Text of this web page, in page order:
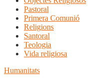
Pastoral
Primera Comunió
Religions
Santoral
Teologia
Vida religiosa
Humanitats